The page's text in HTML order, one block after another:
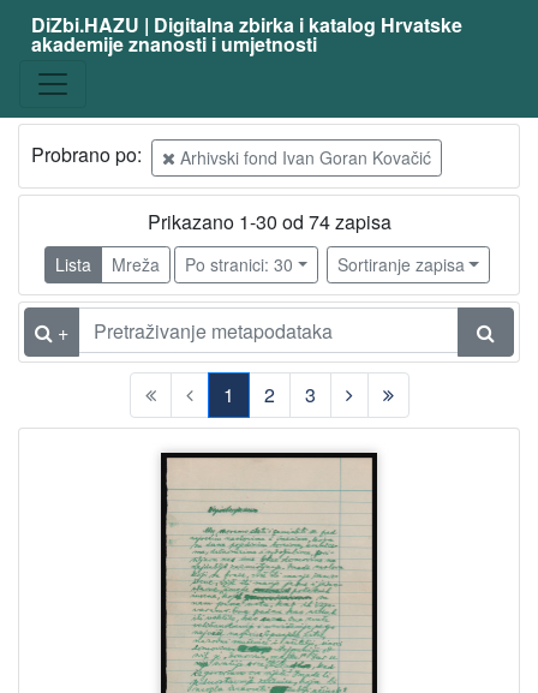
DiZbi.HAZU | Digitalna zbirka i katalog Hrvatske
akademije znanosti i umjetnosti
Probrano po: Arhivski fond Ivan Goran Kovačić
Prikazano 1-30 od 74 zapisa
Lista Mreža Po stranici: 30 Sortiranje zapisa
+
1
(current)
2 3